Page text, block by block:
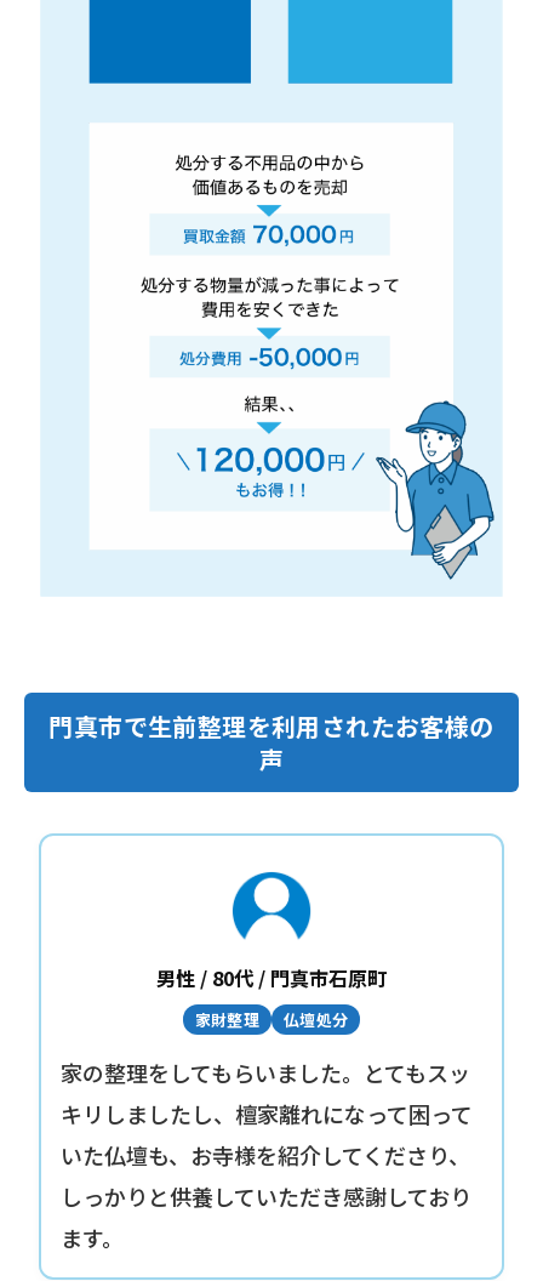
門真市で生前整理を利用されたお客様の
声
男性 / 80代 / 門真市石原町
家財整理 仏壇処分
家の整理をしてもらいました。とてもスッ
キリしましたし、檀家離れになって困って
いた仏壇も、お寺様を紹介してくださり、
しっかりと供養していただき感謝しており
ます。